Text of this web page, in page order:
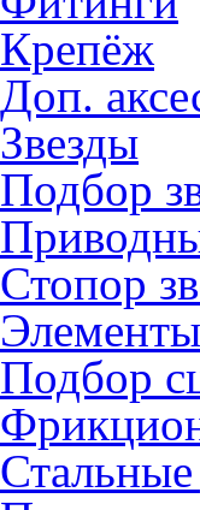
Крепёж
Доп.
Звезды
Подбор
Стопор
Подбор